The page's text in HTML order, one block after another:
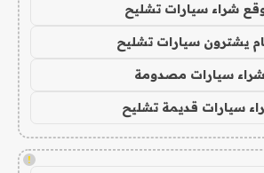
شراء سيارات تشليح
يشترون سيارات تشليح
شراء سيارات مصدومة
سيارات قديمة تشليح
!